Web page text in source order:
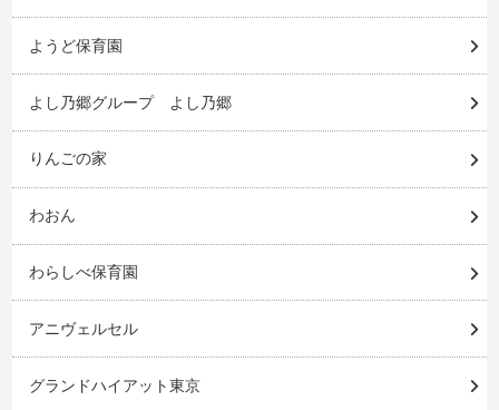
ようど保育園
よし乃郷グループ よし乃郷
りんごの家
わおん
わらしべ保育園
アニヴェルセル
グランドハイアット東京